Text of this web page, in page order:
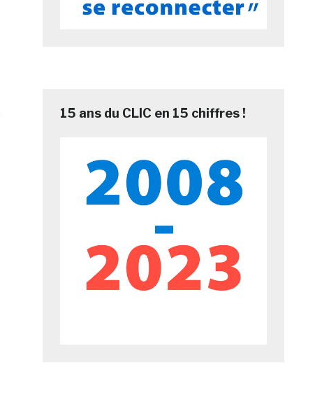
15 ans du CLIC en 15 chiffres !